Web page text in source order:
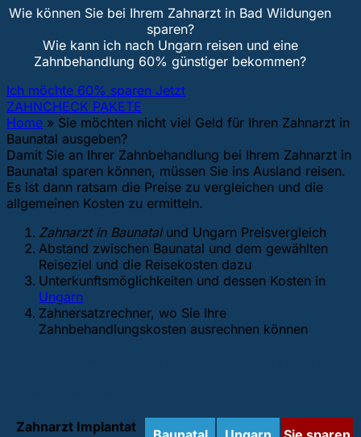
Wie können Sie bei Ihrem Zahnarzt in Bad Wildungen
sparen?
Wie kann ich nach Ungarn reisen und eine
Zahnbehandlung 60% günstiger bekommen?
Ich möchte 60% sparen Jetzt
ZAHNCHECK PAKETE
Home » Sie möchten nicht viel Geld für Ihren Zahnarzt in
Baunatal ausgeben?
Damit Sie an Ihrer Zahnbehandlung bei Ihrem Zahnarzt in
Baunatal sparen können, müssen Sie ins Ausland reisen.
Es ist dann ratsam die Preise zu vergleichen und die
allgemeinen Kosten zu ermitteln.
Zahnarzt in Baunatalund Ungarn Preisvergleich
Abstand zwischen Baunatal und dem gewählten
Reiseziel und die Reisekosten dazu
Unterkunftsmöglichkeiten und dessen Kosten in
Ungarn
Zahnersatzrechner, wo Sie Ihre
Zahnbehandlungskosten ausrechnen können
Zahnarzt Implantat